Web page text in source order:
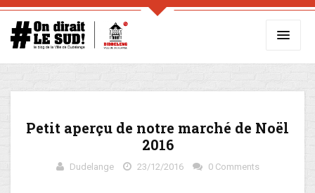
Petit aperçu de notre marché de Noël
2016
Dudelange 23/12/2016 0 Comments